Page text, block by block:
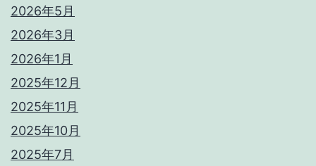
2026年5月
2026年3月
2026年1月
2025年12月
2025年11月
2025年10月
2025年7月